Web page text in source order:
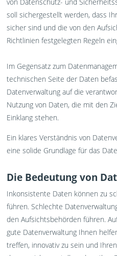
soll sichergestellt werden, dass
sicher sind und die von den
Richtlinien festgelegten Regeln
Im Gegensatz zum
technischen Seite der Daten
Datenverwaltung auf die
Nutzung von Daten, die mit den
Einklang stehen.
Ein klares Verständnis von
eine solide Grundlage für das
Die Bedeutung von
Inkonsistente Daten können zu
führen. Schlechte
den Aufsichtsbehörden führen.
gute Datenverwaltung Ihnen
treffen, innovativ zu sein und